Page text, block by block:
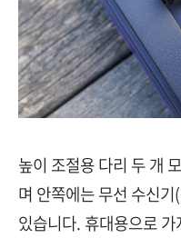
높이 조절용 다리 두 개
며 안쪽에는 무선 수신
있습니다. 휴대용으로